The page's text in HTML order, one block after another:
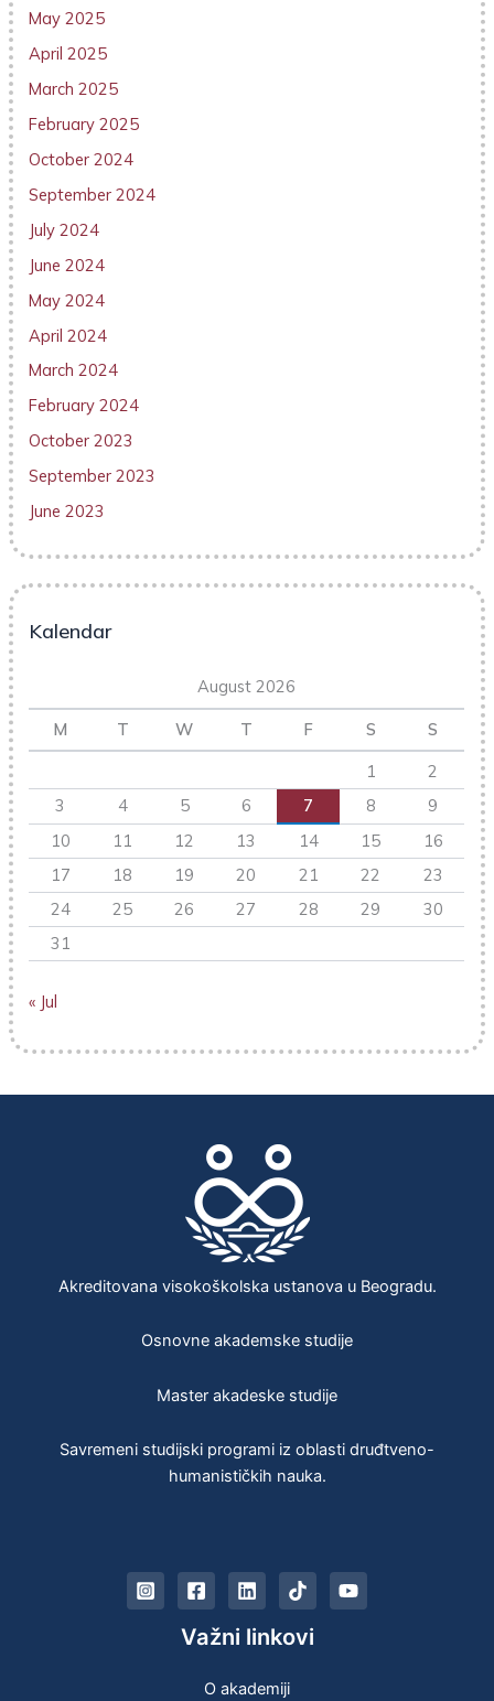
May 2025
April 2025
March 2025
February 2025
October 2024
September 2024
July 2024
June 2024
May 2024
April 2024
March 2024
February 2024
October 2023
September 2023
June 2023
Kalendar
August 2026
M T W T F S
S
1
2
3
4 5 6 7 8
9
10
11 12 13 14 15
16
17
18 19 20 21 22
23
24
25 26 27 28 29
30
31
« Jul
Akreditovana visokoškolska ustanova u Beogradu.
Osnovne akademske studije
Master akadeske studije
Savremeni studijski programi iz oblasti druđtveno-
humanističkih nauka.
Važni linkovi
O akademiji